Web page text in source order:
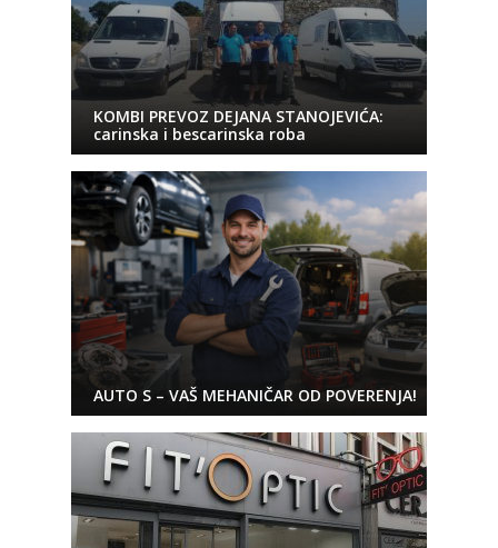
KOMBI PREVOZ DEJANA STANOJEVIĆA:
carinska i bescarinska roba
AUTO S – VAŠ MEHANIČAR OD POVERENJA!